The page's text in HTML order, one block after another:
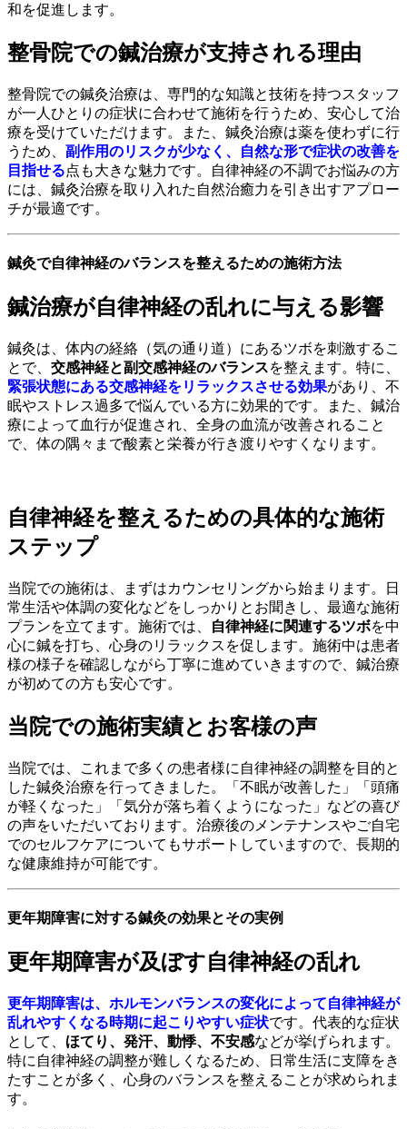
和を促進します。
整骨院での鍼治療が支持される理由
整骨院での鍼灸治療は、専門的な知識と技術を持つスタッフ
が一人ひとりの症状に合わせて施術を行うため、安心して治
療を受けていただけます。また、鍼灸治療は薬を使わずに行
うため、 副作用のリスクが少なく、自然な形で症状の改善を
目指せる点も大きな魅力です。自律神経の不調でお悩みの方
には、鍼灸治療を取り入れた自然治癒力を引き出すアプロー
チが最適です。
鍼灸で自律神経のバランスを整えるための施術方法
鍼治療が自律神経の乱れに与える影響
鍼灸は、体内の経絡（気の通り道）にあるツボを刺激するこ
とで、 交感神経と副交感神経のバランスを整えます。特に、
緊張状態にある交感神経をリラックスさせる効果があり、不
眠やストレス過多で悩んでいる方に効果的です。また、鍼治
療によって血行が促進され、全身の血流が改善されること
で、体の隅々まで酸素と栄養が行き渡りやすくなります。
自律神経を整えるための具体的な施術
ステップ
当院での施術は、まずはカウンセリングから始まります。日
常生活や体調の変化などをしっかりとお聞きし、最適な施術
プランを立てます。施術では、
自律神経に関連するツボを中
心に鍼を打ち、心身のリラックスを促します。施術中は患者
様の様子を確認しながら丁寧に進めていきますので、鍼治療
が初めての方も安心です。
当院での施術実績とお客様の声
当院では、これまで多くの患者様に自律神経の調整を目的と
した鍼灸治療を行ってきました。「不眠が改善した」「頭痛
が軽くなった」「気分が落ち着くようになった」などの喜び
の声をいただいております。治療後のメンテナンスやご自宅
でのセルフケアについてもサポートしていますので、長期的
な健康維持が可能です。
更年期障害に対する鍼灸の効果とその実例
更年期障害が及ぼす自律神経の乱れ
更年期障害は、ホルモンバランスの変化によって自律神経が
乱れやすくなる時期に起こりやすい症状です。代表的な症状
として、 ほてり、発汗、動悸、不安感などが挙げられます。
特に自律神経の調整が難しくなるため、日常生活に支障をき
たすことが多く、心身のバランスを整えることが求められま
す。